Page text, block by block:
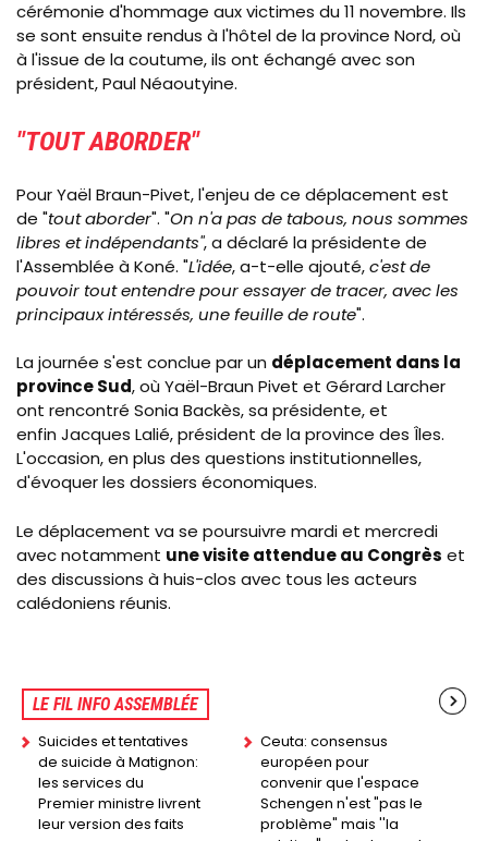
cérémonie d'hommage aux victimes du 11 novembre. Ils
se sont ensuite rendus à l'hôtel de la province Nord, où
à l'issue de la coutume, ils ont échangé avec son
président, Paul Néaoutyine.
"TOUT ABORDER"
Pour Yaël Braun-Pivet, l'enjeu de ce déplacement est
de "tout aborder". "On n'a pas de tabous, nous sommes
libres et indépendants", a déclaré la présidente de
l'Assemblée à Koné. "L'idée, a-t-elle ajouté,c'est de
pouvoir tout entendre pour essayer de tracer, avec les
principaux intéressés, une feuille de route".
La journée s'est conclue par un déplacement dans la
province Sud, où Yaël-Braun Pivet et Gérard Larcher
ont rencontré Sonia Backès, sa présidente, et
enfin Jacques Lalié, président de la province des Îles.
L'occasion, en plus des questions institutionnelles,
d'évoquer les dossiers économiques.
Le déplacement va se poursuivre mardi et mercredi
avec notamment une visite attendue au Congrès et
des discussions à huis-clos avec tous les acteurs
calédoniens réunis.
LE FIL INFO ASSEMBLÉE
Suicides et tentatives
de suicide à Matignon:
les services du
Premier ministre livrent
leur version des faits
Ceuta: consensus
européen pour
convenir que l'espace
Schengen n'est "pas le
problème" mais ''la